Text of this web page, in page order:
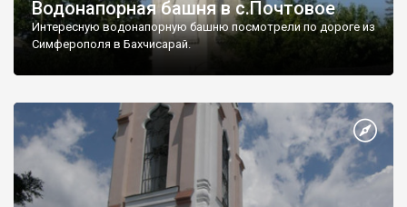
Водонапорная башня в с.Почтовое
Интересную водонапорную башню посмотрели по дороге из
Симферополя в Бахчисарай.